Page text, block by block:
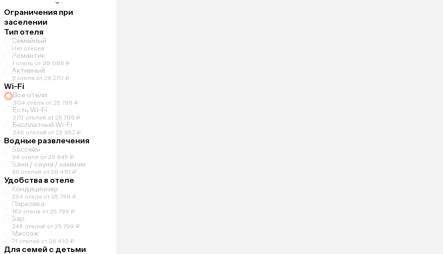
Ограничения при
заселении
Тип отеля
Семейный
Нет отелей
Романтик
1 отель от 38 088 ₽
Активный
3 отеля от 29 270 ₽
Wi-Fi
Все отели
304 отеля от 25 799 ₽
Есть Wi-Fi
270 отелей от 25 799 ₽
Бесплатный Wi-Fi
246 отелей от 25 952 ₽
Водные развлечения
Бассейн
34 отеля от 29 845 ₽
Баня / сауна / хаммам
85 отелей от 26 410 ₽
Удобства в отеле
Кондиционер
284 отеля от 25 799 ₽
Парковка
162 отеля от 25 799 ₽
Бар
246 отелей от 25 799 ₽
Массаж
71 отелей от 26 410 ₽
Для семей с детьми